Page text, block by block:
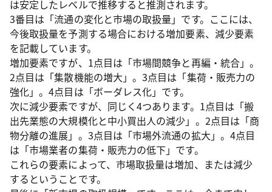
は安定したレベルで推移すると推測されます。
3番目は「流通の変化と市場の取扱量」です。ここには、
今後取扱量を予測する場合における増加要素、減少要素
を記載しています。
増加要素ですが、1点目は「市場間競争と再編・統合」。
2点目は「集散機能の増大」。3点目は「集荷・販売力の
強化」。4点目は「ボーダレス化」です。
次に減少要素ですが、同じく4つあります。1点目は「搬
出先業態の大規模化と中小買出人の減少」。2点目は「商
物分離の進展」。3点目は「市場外流通の拡大」。4点目
は「市場業者の集荷・販売力の低下」です。
これらの要素によって、市場取扱量は増加、または減少
するということです。